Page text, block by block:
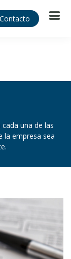
Contacto
una de las
la empresa sea